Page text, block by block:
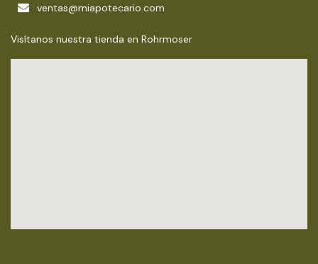
ventas@miapotecario.com
Visítanos nuestra tienda en Rohrmoser